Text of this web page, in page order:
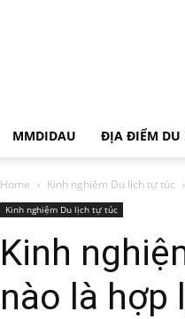
MMDIDAU ĐỊA ĐIỂM DU
Home Kinh nghiệm Du lịch tự túc
Kinh nghiệm Du lịch tự túc
Kinh
nào là hợp